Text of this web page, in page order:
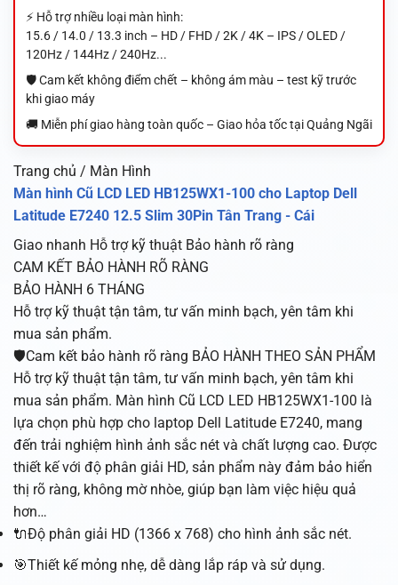
⚡ Hỗ trợ nhiều loại màn hình:
15.6 / 14.0 / 13.3 inch – HD / FHD / 2K / 4K – IPS / OLED /
120Hz / 144Hz / 240Hz...
🛡️ Cam kết không điểm chết – không ám màu – test kỹ trước
khi giao máy
🚚 Miễn phí giao hàng toàn quốc – Giao hỏa tốc tại Quảng Ngãi
Trang chủ / Màn Hình
Màn hình Cũ LCD LED HB125WX1-100 cho Laptop Dell
Latitude E7240 12.5 Slim 30Pin Tân Trang - Cái
Giao nhanh Hỗ trợ kỹ thuật Bảo hành rõ ràng
CAM KẾT BẢO HÀNH RÕ RÀNG
BẢO HÀNH 6 THÁNG
Hỗ trợ kỹ thuật tận tâm, tư vấn minh bạch, yên tâm khi
mua sản phẩm.
🛡️Cam kết bảo hành rõ ràng BẢO HÀNH THEO SẢN PHẨM
Hỗ trợ kỹ thuật tận tâm, tư vấn minh bạch, yên tâm khi
mua sản phẩm. Màn hình Cũ LCD LED HB125WX1-100 là
lựa chọn phù hợp cho laptop Dell Latitude E7240, mang
đến trải nghiệm hình ảnh sắc nét và chất lượng cao. Được
thiết kế với độ phân giải HD, sản phẩm này đảm bảo hiển
thị rõ ràng, không mờ nhòe, giúp bạn làm việc hiệu quả
hơn…
🔌Độ phân giải HD (1366 x 768) cho hình ảnh sắc nét.
🎯Thiết kế mỏng nhẹ, dễ dàng lắp ráp và sử dụng.